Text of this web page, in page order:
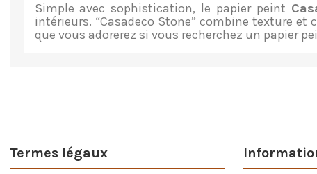
Simple avec sophistication, le papier peint
intérieurs. “Casadeco Stone” combine texture
que vous adorerez si vous recherchez un papier
Termes légaux